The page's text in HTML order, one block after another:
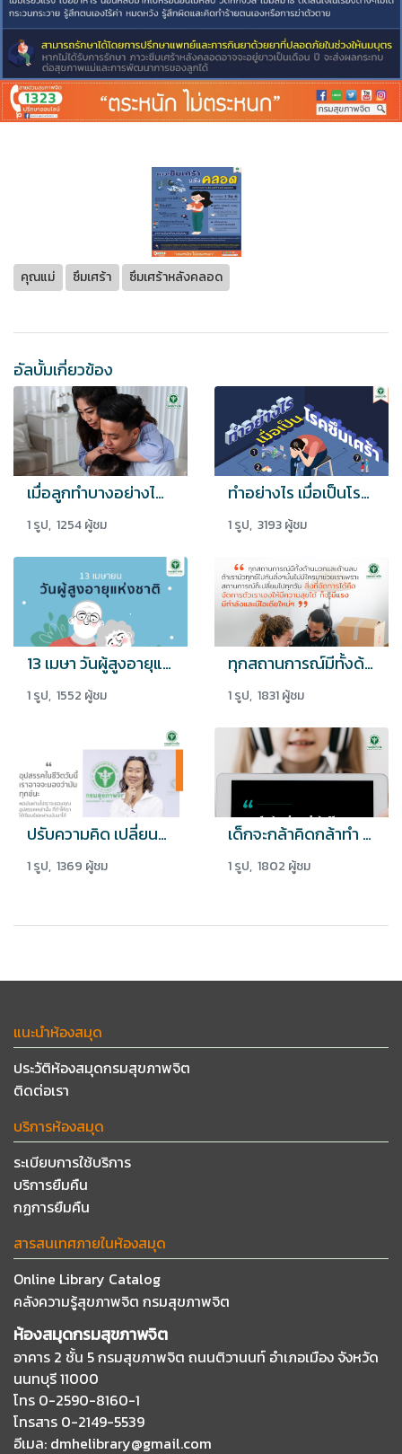
คุณแม่ ซึมเศร้า ซึมเศร้าหลังคลอด
อัลบั้มเกี่ยวข้อง
เมื่อลูกทำบางอย่างได้ดี อย่าลืมที่จะชื่นชมกับความสำเร็จนั้น
1 รูป, 1254 ผู้ชม
ทำอย่างไร เมื่อเป็นโรคซึมเศร้า
1 รูป, 3193 ผู้ชม
13 เมษา วันผู้สูงอายุแห่งชาติ
1 รูป, 1552 ผู้ชม
ทุกสถานการณ์มีทั้งด้านบวกและด้านลบ อย่าจมปลัก แต่จงมีความสุข
1 รูป, 1831 ผู้ชม
ปรับความคิด เปลี่ยนมุมมองต่อปัญหา อาจทำให้ทุกข์น้อยลง
1 รูป, 1369 ผู้ชม
เด็กจะกล้าคิดกล้าทำ ไม่กลัวผิด ถ้าเขาได้เรียนรู้ ลองผิดลองถูกด้วยตนเอง
1 รูป, 1802 ผู้ชม
แนะนำห้องสมุด
ประวัติห้องสมุดกรมสุขภาพจิต
ติดต่อเรา
บริการห้องสมุด
ระเบียบการใช้บริการ
บริการยืมคืน
กฏการยืมคืน
สารสนเทศภายในห้องสมุด
Online Library Catalog
คลังความรู้สุขภาพจิต กรมสุขภาพจิต
ห้องสมุดกรมสุขภาพจิต
อาคาร 2 ชั้น 5 กรมสุขภาพจิต ถนนติวานนท์ อำเภอเมือง จังหวัด
นนทบุรี 11000
โทร 0-2590-8160-1
โทรสาร 0-2149-5539
อีเมล: dmhelibrary@gmail.com